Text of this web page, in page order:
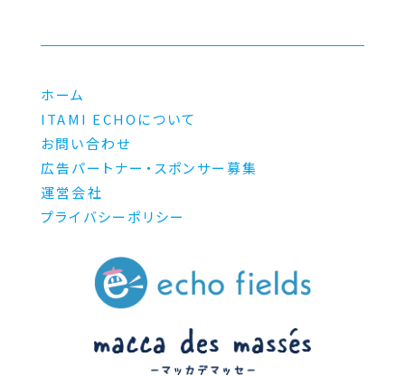
ホーム
ITAMI ECHOについて
お問い合わせ
広告パートナー・スポンサー募集
運営会社
プライバシーポリシー